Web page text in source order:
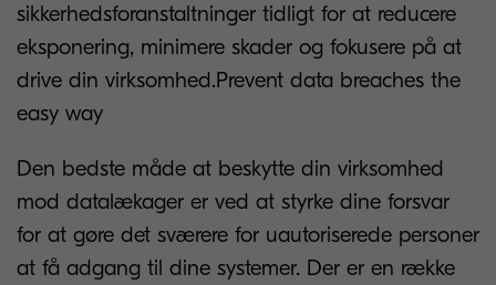
sikkerhedsforanstaltninger tidligt for at reducere
eksponering, minimere skader og fokusere på at
drive din virksomhed.Prevent data breaches the
easy way
Den bedste måde at beskytte din virksomhed
mod datalækager er ved at styrke dine forsvar
for at gøre det sværere for uautoriserede personer
at få adgang til dine systemer. Der er en række